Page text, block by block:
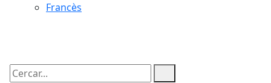
Francès